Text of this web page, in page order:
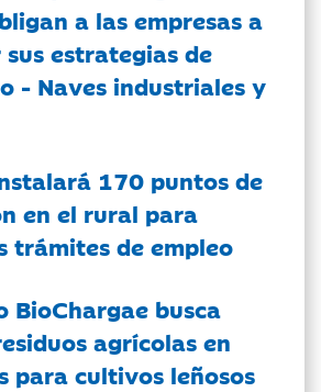
a las empresas a
estrategias de
- Naves industriales y
170 puntos de
en el rural para
trámites de empleo
BioChargae busca
agrícolas en
para cultivos leñosos